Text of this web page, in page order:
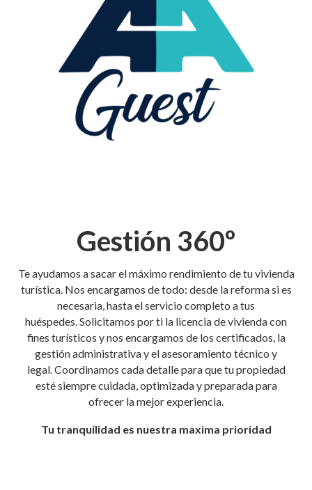
Gestión 360º
Te ayudamos a sacar el máximo rendimiento de tu vivienda
turística. Nos encargamos de todo: desde la reforma si es
necesaria, hasta el servicio completo a tus
huéspedes. Solicitamos por ti la licencia de vivienda con
fines turísticos y nos encargamos de los certificados, la
gestión administrativa y el asesoramiento técnico y
legal. Coordinamos cada detalle para que tu propiedad
esté siempre cuidada, optimizada y preparada para
ofrecer la mejor experiencia.
Tu tranquilidad es nuestra maxima prioridad